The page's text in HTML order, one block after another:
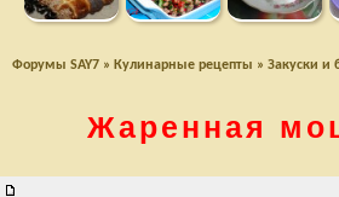
Форумы SAY7 » Кулинарные рецепты » Закуски и
Жаренная